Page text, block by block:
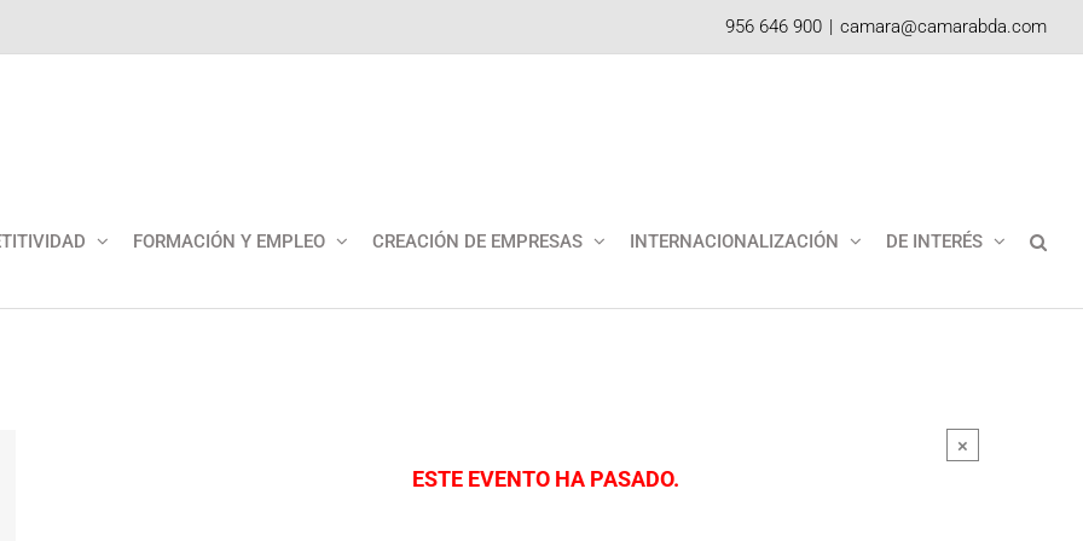
956 646 900 | camara@camarabda.com
FORMACIÓN Y EMPLEO CREACIÓN DE EMPRESAS INTERNACIONALIZACIÓN DE INTERÉS
ESTE EVENTO HA PASADO.
×